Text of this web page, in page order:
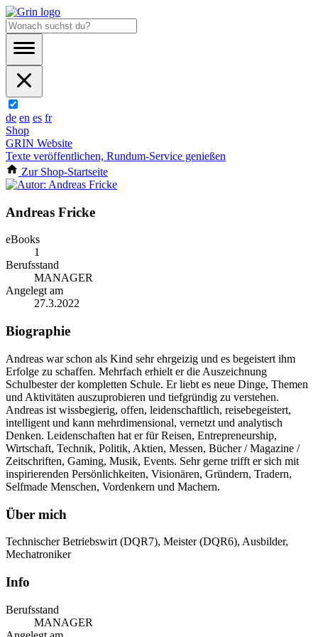
de en es fr
Shop
GRIN Website
Texte veröffentlichen, Rundum-Service genießen
Zur Shop-Startseite
Andreas Fricke
eBooks
1
Berufsstand
MANAGER
Angelegt am
27.3.2022
Biographie
Andreas war schon als Kind sehr ehrgeizig und es begeistert ihm
Erfolge zu schaffen. Mehrfach erhielt er die Auszeichnung
Schulbester der kompletten Schule. Er liebt es neue Dinge, Themen
und Aktivitäten auszuprobieren und tiefgründig zu verstehen.
Andreas ist wissbegierig, offen, leidenschaftlich, reisebegeistert,
intelligent und kann mehrdimensional, vernetzt und analytisch
Denken. Leidenschaften hat er für Reisen, Entrepreneurship,
Wirtschaft, Technik, Politik, Aktien, Messen, Bücher / Magazine /
Zeitschriften, Gaming, Musik, Events. Sehr gerne trifft er sich mit
inspirierenden Persönlichkeiten, Visionären, Gründern, Tradern,
Selfmade Menschen, Vordenkern und Machern.
Über mich
Technischer Betriebswirt (DQR7), Meister (DQR6), Ausbilder,
Mechatroniker
Info
Berufsstand
MANAGER